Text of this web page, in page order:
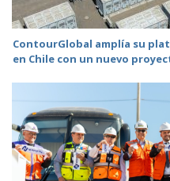
ContourGlobal amplía su
en Chile con un nuevo